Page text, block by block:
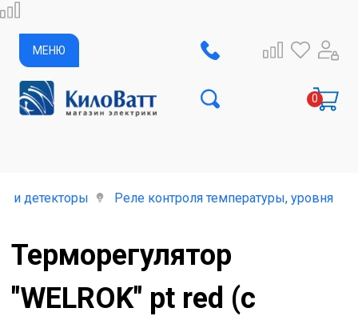
МЕНЮ
и детекторы Реле контроля температуры, уровня
Терморегулятор
"WELROK" pt red (с